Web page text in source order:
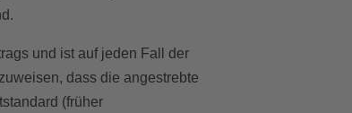
und ist auf jeden Fall der
dass die angestrebte
(früher